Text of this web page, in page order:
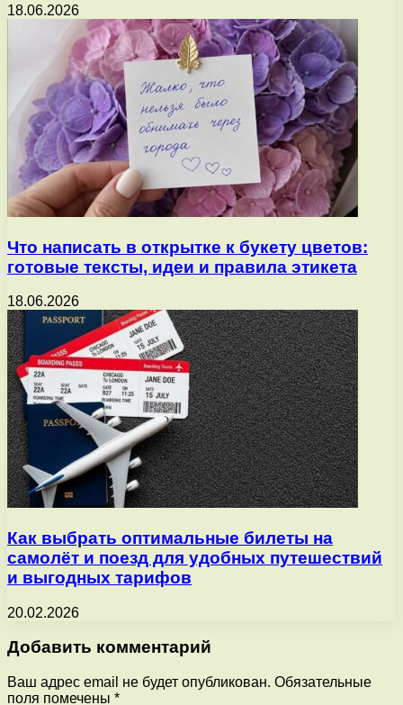
18.06.2026
Что написать в открытке к букету цветов:
готовые тексты, идеи и правила этикета
18.06.2026
Как выбрать оптимальные билеты на
самолёт и поезд для удобных путешествий
и выгодных тарифов
20.02.2026
Добавить комментарий
Ваш адрес email не будет опубликован. Обязательные
поля помечены *